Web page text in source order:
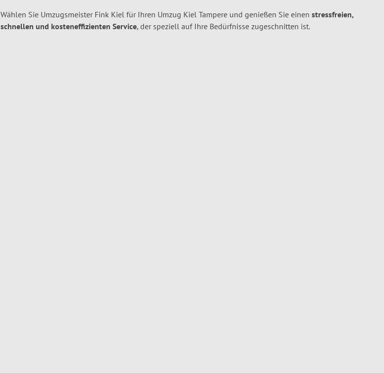
Wählen Sie Umzugsmeister Fink Kiel für Ihren Umzug Kiel Tampere und genießen Sie einen stressfreien,
schnellen und kosteneffizienten Service, der speziell auf Ihre Bedürfnisse zugeschnitten ist.